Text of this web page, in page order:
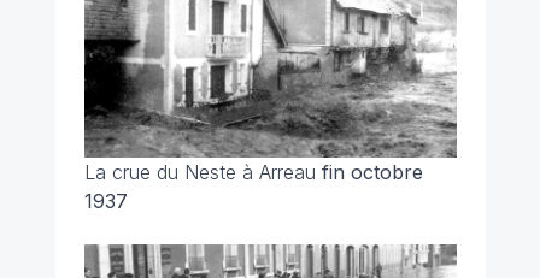
La crue du Neste à Arreau fin octobre
1937